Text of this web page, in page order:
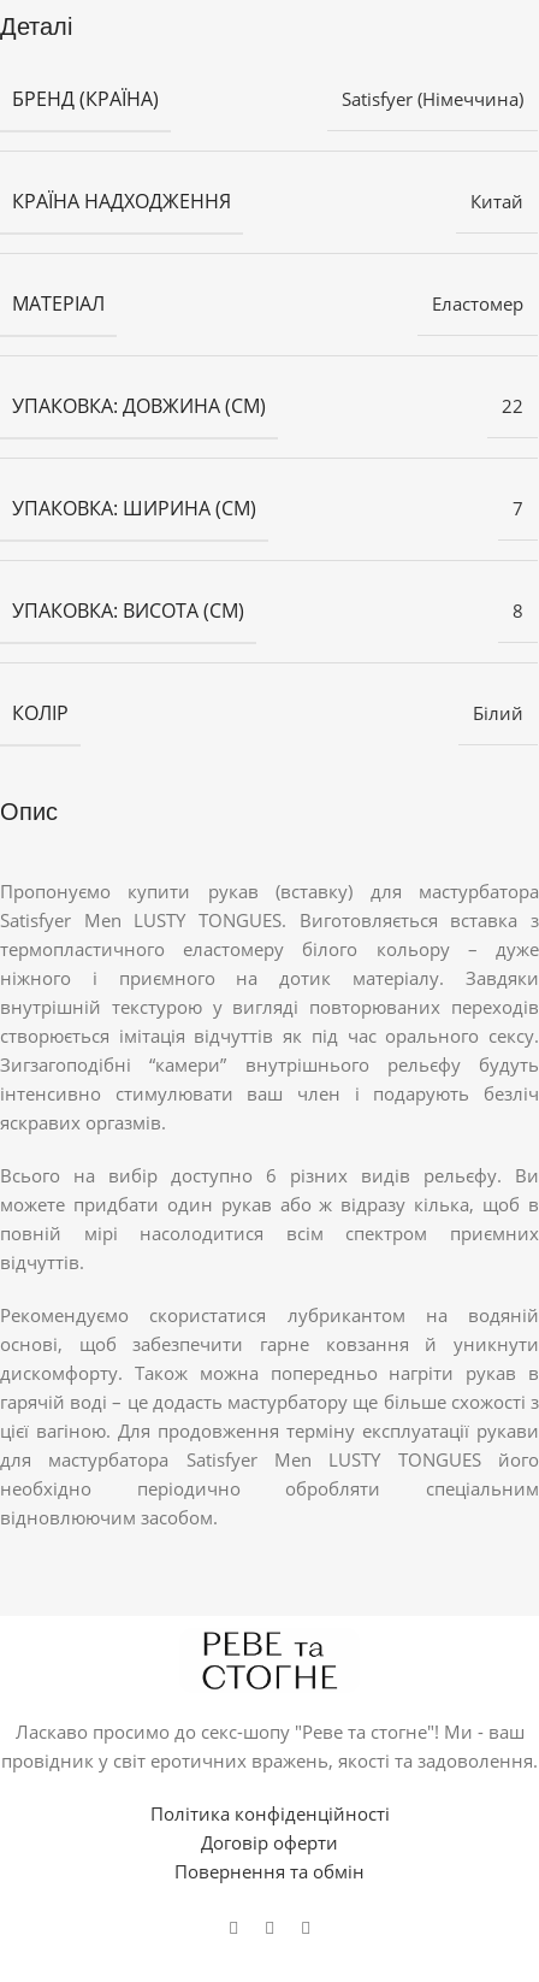
Деталі
БРЕНД (КРАЇНА) Satisfyer (Німеччина)
КРАЇНА НАДХОДЖЕННЯ Китай
МАТЕРІАЛ Еластомер
УПАКОВКА: ДОВЖИНА (СМ) 22
УПАКОВКА: ШИРИНА (СМ) 7
УПАКОВКА: ВИСОТА (СМ) 8
КОЛІР Білий
Опис
Пропонуємо купити рукав (вставку) для мастурбатора
Satisfyer Men LUSTY TONGUES. Виготовляється вставка з
термопластичного еластомеру білого кольору – дуже
ніжного і приємного на дотик матеріалу. Завдяки
внутрішній текстурою у вигляді повторюваних переходів
створюється імітація відчуттів як під час орального сексу.
Зигзагоподібні “камери” внутрішнього рельєфу будуть
інтенсивно стимулювати ваш член і подарують безліч
яскравих оргазмів.
Всього на вибір доступно 6 різних видів рельєфу. Ви
можете придбати один рукав або ж відразу кілька, щоб в
повній мірі насолодитися всім спектром приємних
відчуттів.
Рекомендуємо скористатися лубрикантом на водяній
основі, щоб забезпечити гарне ковзання й уникнути
дискомфорту. Також можна попередньо нагріти рукав в
гарячій воді – це додасть мастурбатору ще більше схожості з
цієї вагіною. Для продовження терміну експлуатації рукави
для мастурбатора Satisfyer Men LUSTY TONGUES його
необхідно періодично обробляти спеціальним
відновлюючим засобом.
Ласкаво просимо до секс-шопу "Реве та стогне"! Ми - ваш
провідник у світ еротичних вражень, якості та задоволення.
Політика конфіденційності
Договір оферти
Повернення та обмін